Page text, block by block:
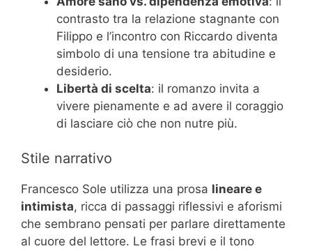
contrasto tra la relazione stagnante con
Filippo e l’incontro con Riccardo diventa
simbolo di una tensione tra abitudine e
desiderio.
Libertà di scelta: il romanzo invita a
vivere pienamente e ad avere il coraggio
di lasciare ciò che non nutre più.
Stile narrativo
Francesco Sole utilizza una prosa lineare e
intimista, ricca di passaggi riflessivi e aforismi
che sembrano pensati per parlare direttamente
al cuore del lettore. Le frasi brevi e il tono